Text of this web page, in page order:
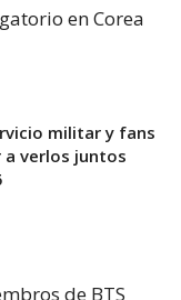
en Corea
militar y fans
a verlos juntos
de BTS